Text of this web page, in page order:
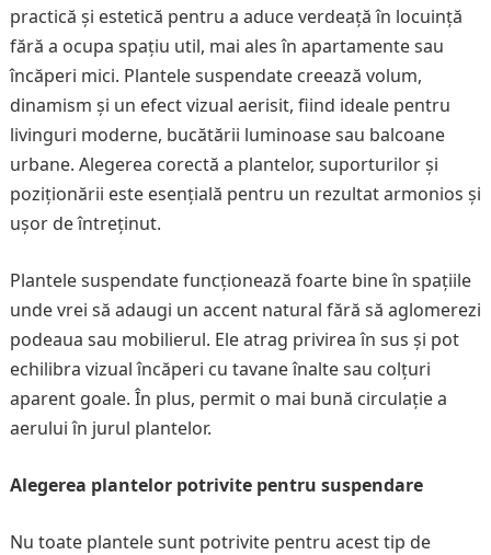
practică și estetică pentru a aduce verdeață în locuință
fără a ocupa spațiu util, mai ales în apartamente sau
încăperi mici. Plantele suspendate creează volum,
dinamism și un efect vizual aerisit, fiind ideale pentru
livinguri moderne, bucătării luminoase sau balcoane
urbane. Alegerea corectă a plantelor, suporturilor și
poziționării este esențială pentru un rezultat armonios și
ușor de întreținut.
Plantele suspendate funcționează foarte bine în spațiile
unde vrei să adaugi un accent natural fără să aglomerezi
podeaua sau mobilierul. Ele atrag privirea în sus și pot
echilibra vizual încăperi cu tavane înalte sau colțuri
aparent goale. În plus, permit o mai bună circulație a
aerului în jurul plantelor.
Alegerea plantelor potrivite pentru suspendare
Nu toate plantele sunt potrivite pentru acest tip de